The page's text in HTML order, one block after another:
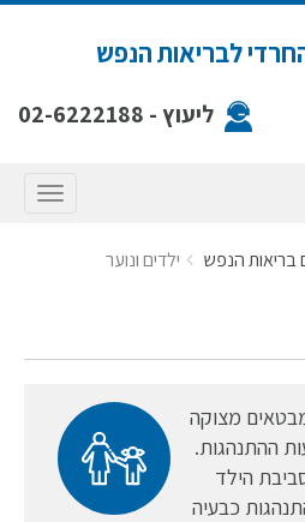
לבריאות הנפש
ליעוץ - 02-6222188
תפריט
בריאות הנפש ילדים ונוער
מצוקה
ההתנהגות.
הילד
כבעיה